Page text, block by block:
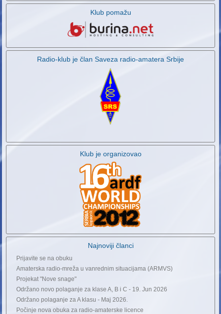
Klub pomažu
Radio-klub je član Saveza radio-amatera Srbije
Klub je organizovao
Najnoviji članci
Prijavite se na obuku
Amaterska radio-mreža u vanrednim situacijama (ARMVS)
Projekat "Nove snage"
Održano novo polaganje za klase A, B i C - 19. Jun 2026
Održano polaganje za A klasu - Maj 2026.
Počinje nova obuka za radio-amaterske licence